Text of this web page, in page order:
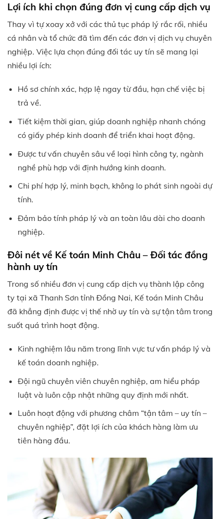
Lợi ích khi chọn đúng đơn vị cung cấp dịch vụ
Thay vì tự xoay xở với các thủ tục pháp lý rắc rối, nhiều
cá nhân và tổ chức đã tìm đến các đơn vị dịch vụ chuyên
nghiệp. Việc lựa chọn đúng đối tác uy tín sẽ mang lại
nhiều lợi ích:
Hồ sơ chính xác, hợp lệ ngay từ đầu, hạn chế việc bị
trả về.
Tiết kiệm thời gian, giúp doanh nghiệp nhanh chóng
có giấy phép kinh doanh để triển khai hoạt động.
Được tư vấn chuyên sâu về loại hình công ty, ngành
nghề phù hợp với định hướng kinh doanh.
Chi phí hợp lý, minh bạch, không lo phát sinh ngoài dự
tính.
Đảm bảo tính pháp lý và an toàn lâu dài cho doanh
nghiệp.
Đôi nét về Kế toán Minh Châu – Đối tác đồng
hành uy tín
Trong số nhiều đơn vị cung cấp dịch vụ thành lập công
ty tại xã Thanh Sơn tỉnh Đồng Nai, Kế toán Minh Châu
đã khẳng định được vị thế nhờ uy tín và sự tận tâm trong
suốt quá trình hoạt động.
Kinh nghiệm lâu năm trong lĩnh vực tư vấn pháp lý và
kế toán doanh nghiệp.
Đội ngũ chuyên viên chuyên nghiệp, am hiểu pháp
luật và luôn cập nhật những quy định mới nhất.
Luôn hoạt động với phương châm “tận tâm – uy tín –
chuyên nghiệp”, đặt lợi ích của khách hàng làm ưu
tiên hàng đầu.